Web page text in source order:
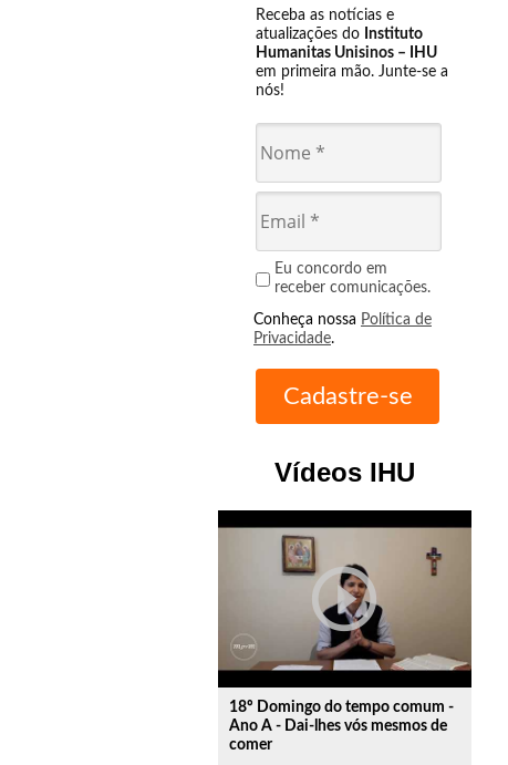
Receba as notícias e
atualizações do Instituto
Humanitas Unisinos – IHU
em primeira mão. Junte-se a
nós!
Eu concordo em
receber comunicações.
Conheça nossa Política de
Privacidade.
Vídeos IHU
play_circle_outline
18º Domingo do tempo comum -
Ano A - Dai-lhes vós mesmos de
comer